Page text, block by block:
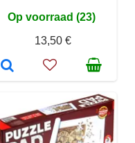
Op voorraad (23)
13,50 €